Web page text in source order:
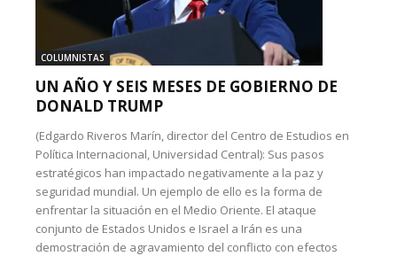
COLUMNISTAS
UN AÑO Y SEIS MESES DE GOBIERNO DE
DONALD TRUMP
(Edgardo Riveros Marín, director del Centro de Estudios en
Política Internacional, Universidad Central): Sus pasos
estratégicos han impactado negativamente a la paz y
seguridad mundial. Un ejemplo de ello es la forma de
enfrentar la situación en el Medio Oriente. El ataque
conjunto de Estados Unidos e Israel a Irán es una
demostración de agravamiento del conflicto con efectos